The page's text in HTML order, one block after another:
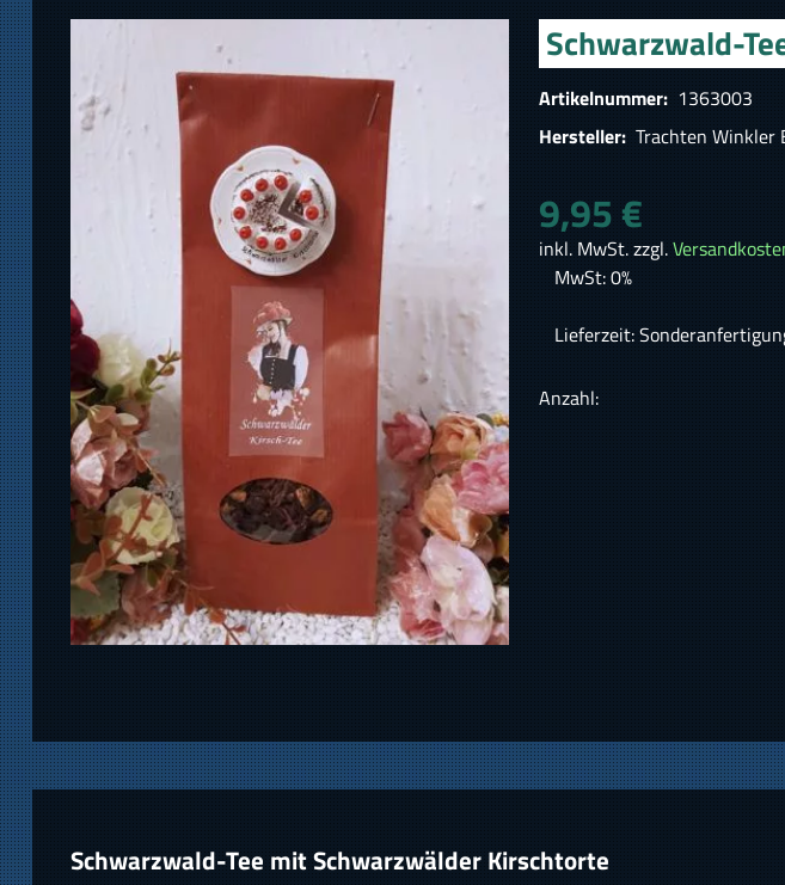
Schwarzwald-
Artikelnummer: 1363003
Hersteller: Trachten Winkler
9,95 €
inkl. MwSt. zzgl.
MwSt: 0%
Lieferzeit:
Anzahl:
Schwarzwald-Tee mit Schwarzwälder Kirschtorte